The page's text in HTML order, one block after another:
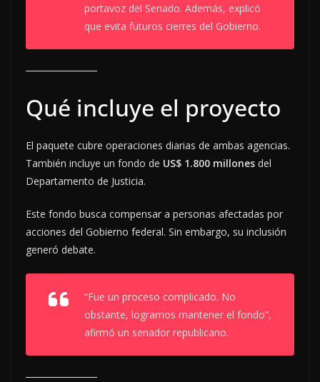
portavoz del Senado. Además, explicó
que evita futuros cierres del Gobierno.
Qué incluye el proyecto
El paquete cubre operaciones diarias de ambas agencias.
También incluye un fondo de US$ 1.800 millones del
Departamento de Justicia.
Este fondo busca compensar a personas afectadas por
acciones del Gobierno federal. Sin embargo, su inclusión
generó debate.
“Fue un proceso complicado. No
obstante, logramos mantener el fondo”,
afirmó un senador republicano.